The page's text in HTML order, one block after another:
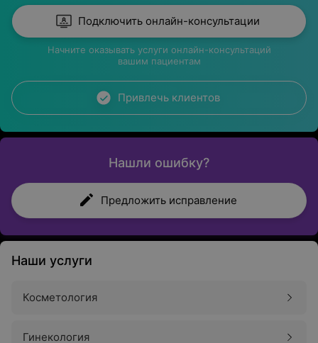
Подключить онлайн-консультации
Начните оказывать услуги онлайн-консультаций
вашим пациентам
Привлечь клиентов
Нашли ошибку?
Предложить исправление
Наши услуги
Косметология
Гинекология